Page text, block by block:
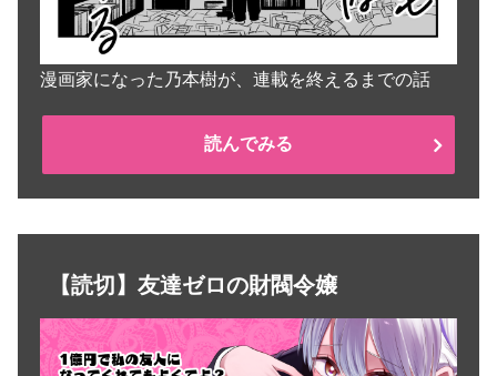
漫画家になった乃本樹が、連載を終えるまでの話
読んでみる
【読切】友達ゼロの財閥令嬢